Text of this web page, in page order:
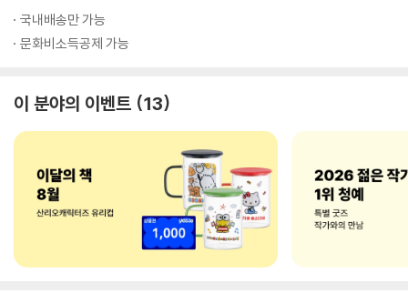
국내배송만 가능
문화비소득공제 가능
이 분야의 이벤트 13